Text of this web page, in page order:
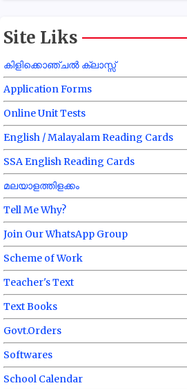
Site Liks
കിളിക്കൊഞ്ചൽ ക്ലാസ്സ്
Application Forms
Online Unit Tests
English / Malayalam Reading Cards
SSA English Reading Cards
മലയാളത്തിളക്കം
Tell Me Why?
Join Our WhatsApp Group
Scheme of Work
Teacher's Text
Text Books
Govt.Orders
Softwares
School Calendar